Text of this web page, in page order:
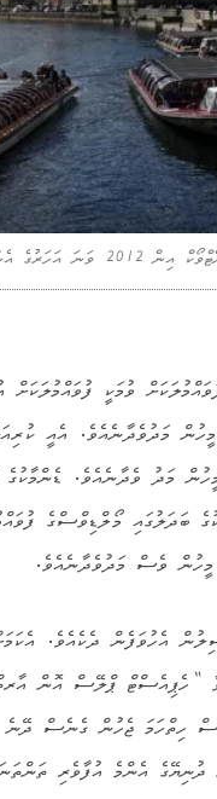
ޑެންމާކްގެ ފޮޓޯއެއް
ވުމަކީ
މަދު ވެދާނެއެވެ.
ބަދަލުގައި މޯލްޑިވްސްގެ
ވެސް މަދުވެދާނެއެވެ.
އެހުވަފެން ދެކެއެވެ.
ޕްލޭސް އޮން
ހިތްހަމަ ޖެހުން ގެނެސް
އެންމެ އުފާވެރި